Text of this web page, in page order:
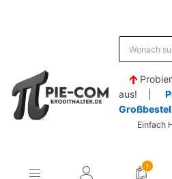
aus! |
Einfach
1